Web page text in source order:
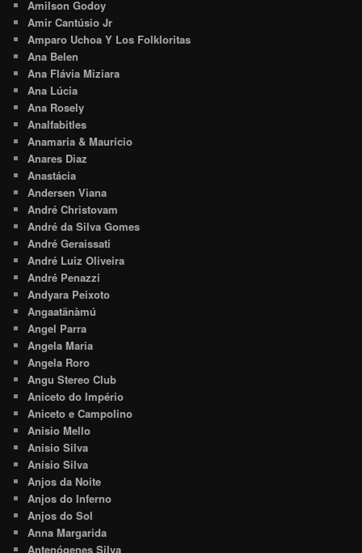
Amilson Godoy
Amir Cantúsio Jr
Amparo Uchoa Y Los Folkloritas
Ana Belen
Ana Flávia Miziara
Ana Lúcia
Ana Rosely
Analfabitles
Anamaria & Maurício
Anares Diaz
Anastácia
Andersen Viana
André Christovam
André da Silva Gomes
André Geraissati
André Luiz Oliveira
André Penazzi
Andyara Peixoto
Angaatãnàmú
Angel Parra
Angela Maria
Angela Roro
Angu Stereo Club
Aniceto do Império
Aniceto e Campolino
Anisio Mello
Anisio Silva
Anísio Silva
Anjos da Noite
Anjos do Inferno
Anjos do Sol
Anna Margarida
Antenógenes Silva